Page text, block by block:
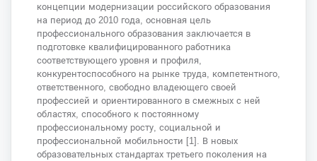
концепции модернизации российского образования
на период до 2010 года, основная цель
профессионального образования заключается в
подготовке квалифицированного работника
соответствующего уровня и профиля,
конкурентоспособного на рынке труда, компетентного,
ответственного, свободно владеющего своей
профессией и ориентированного в смежных с ней
областях, способного к постоянному
профессиональному росту, социальной и
профессиональной мобильности [1]. В новых
образовательных стандартах третьего поколения на